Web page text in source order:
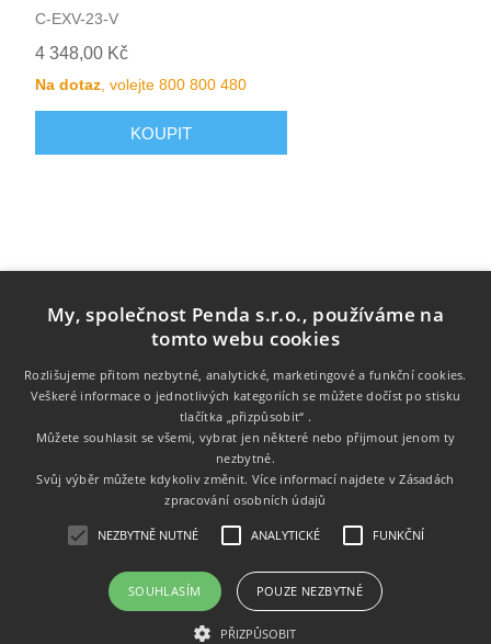
C-EXV-23-V
4 348,00 Kč
Na dotaz, volejte 800 800 480
Informace
Zákaznický servis
Copyright © 2026 Tonery.cz. Všechna práva vyhrazena.
My, společnost Penda s.r.o., používáme na
tomto webu cookies
Rozlišujeme přitom nezbytné, analytické, marketingové a funkční cookies.
Veškeré informace o jednotlivých kategoriích se můžete dočíst po stisku
tlačítka „přizpůsobit“ .
Můžete souhlasit se všemi, vybrat jen některé nebo přijmout jenom ty
nezbytné.
Svůj výběr můžete kdykoliv změnit. Více informací najdete vZásadách
zpracování osobních údajů
NEZBYTNĚ NUTNÉ ANALYTICKÉ FUNKČNÍ
SOUHLASÍM POUZE NEZBYTNÉ
PŘIZPŮSOBIT